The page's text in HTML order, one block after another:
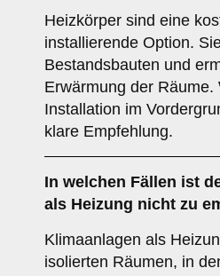
Heizkörper sind eine
installierende Option.
Bestandsbauten und
Erwärmung der
Installation im
klare Empfehlung.
In welchen Fällen ist
als Heizung nicht zu
Klimaanlagen als
isolierten Räumen, in